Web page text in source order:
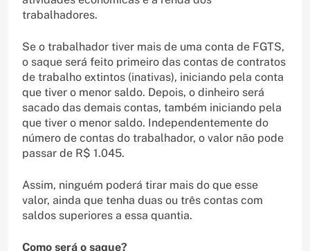
trabalhadores.
Se o trabalhador tiver mais de uma conta de FGTS,
o saque será feito primeiro das contas de contratos
de trabalho extintos (inativas), iniciando pela conta
que tiver o menor saldo. Depois, o dinheiro será
sacado das demais contas, também iniciando pela
que tiver o menor saldo. Independentemente do
número de contas do trabalhador, o valor não pode
passar de R$ 1.045.
Assim, ninguém poderá tirar mais do que esse
valor, ainda que tenha duas ou três contas com
saldos superiores a essa quantia.
Como será o saque?